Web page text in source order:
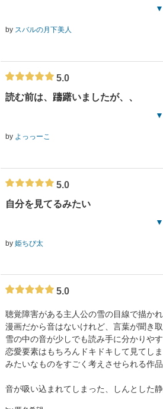
by スバルの月下美人
5.0
読む前は、躊躇いましたが、、
by よっっーこ
5.0
自分を見てるみたい
by 姫ちび太
5.0
聴覚障害がある主人公の雪の目線で描か
漫画だから音はないけれど、言葉が聞き
雪の中の音が少しでも読み手に分かりや
恋愛要素はもちろんドキドキして見てし
みたいなものをすごく考えさせられる作品
音が吸い込まれてしまった、しんとした